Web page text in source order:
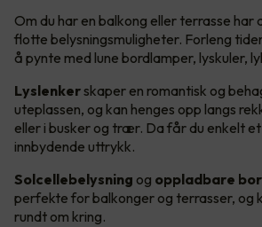
Om du har en balkong eller terrasse har
flotte belysningsmuligheter. Forleng
å pynte med lune bordlamper, lyskuler,
Lyslenkerskaper en romantisk og
uteplassen, og kan henges opp langs
eller i busker og trær. Da får du enkelt
innbydende uttrykk.
Solcellebelysning og oppladbare
perfekte for balkonger og terrasser, og
rundt om kring.